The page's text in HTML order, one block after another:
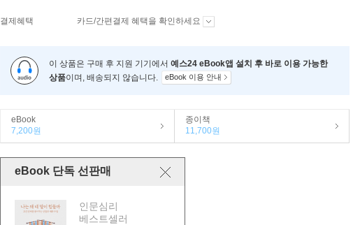
결제혜택 카드/간편결제 혜택을 확인하세요
이 상품은 구매 후 지원 기기에서 예스24 eBook앱 설치 후 바로 이용 가능한
상품이며, 배송되지 않습니다. eBook 이용 안내
eBook
7,200원
종이책
11,700원
eBook 단독 선판매
인문심리
베스트셀러